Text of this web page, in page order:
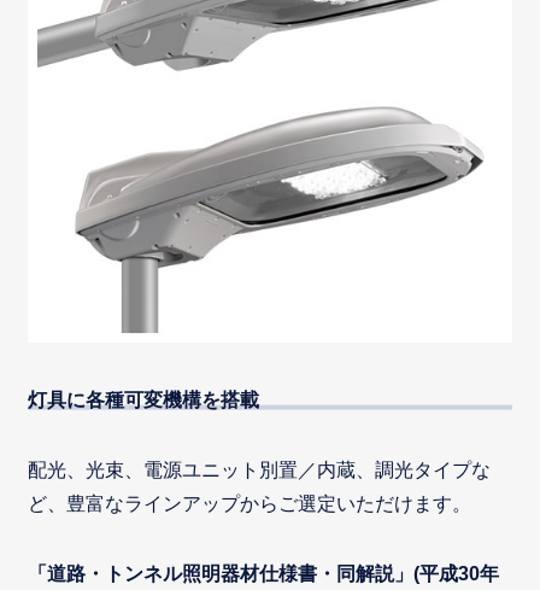
灯具に各種可変機構を搭載
配光、光束、電源ユニット別置／内蔵、調光タイプな
ど、豊富なラインアップからご選定いただけます。
「道路・トンネル照明器材仕様書・同解説」(平成30年